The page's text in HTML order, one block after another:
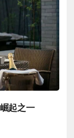
起之一